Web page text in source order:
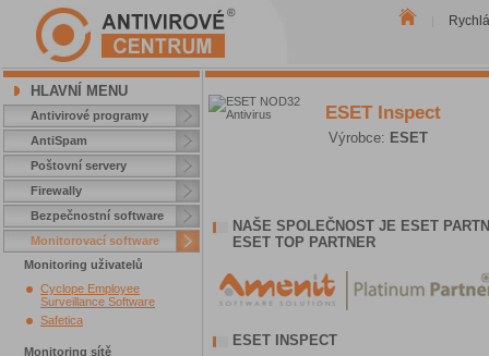
HLAVNÍ MENU
Antivirové programy
AntiSpam
Poštovní servery
Firewally
Bezpečnostní software
Monitorovací software
Monitoring uživatelů
Cyclope Employee
Surveillance Software
Safetica
Monitoring sítě
ESET Inspect
Výrobce: ESET
NAŠE SPOLEČNOST JE ESET
ESET TOP PARTNER
ESET INSPECT